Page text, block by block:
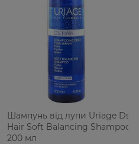
Шампунь від лупи Uriage Ds
Hair Soft Balancing Shampoo
200 мл